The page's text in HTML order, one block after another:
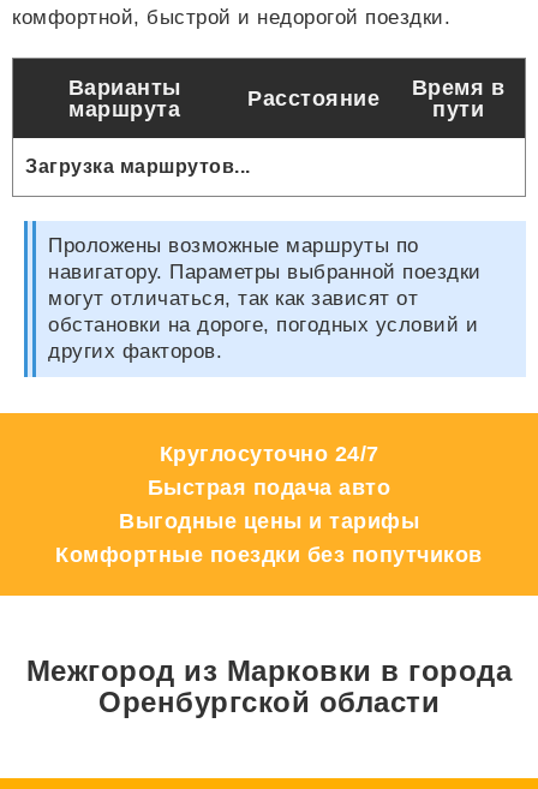
комфортной, быстрой и недорогой поездки.
Варианты
маршрута
Расстояние
Время в
пути
Загрузка маршрутов...
Проложены возможные маршруты по
навигатору. Параметры выбранной поездки
могут отличаться, так как зависят от
обстановки на дороге, погодных условий и
других факторов.
Круглосуточно 24/7
Быстрая подача авто
Выгодные цены и тарифы
Комфортные поездки без попутчиков
Межгород из Марковки в города
Оренбургской области